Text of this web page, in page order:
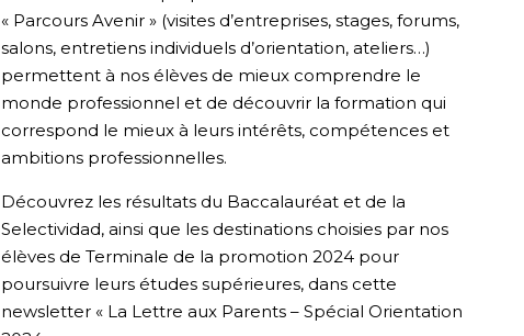
« Parcours Avenir » (visites d’entreprises, stages, forums,
salons, entretiens individuels d’orientation, ateliers…)
permettent à nos élèves de mieux comprendre le
monde professionnel et de découvrir la formation qui
correspond le mieux à leurs intérêts, compétences et
ambitions professionnelles.
Découvrez les résultats du Baccalauréat et de la
Selectividad, ainsi que les destinations choisies par nos
élèves de Terminale de la promotion 2024 pour
poursuivre leurs études supérieures, dans cette
newsletter « La Lettre aux Parents – Spécial Orientation